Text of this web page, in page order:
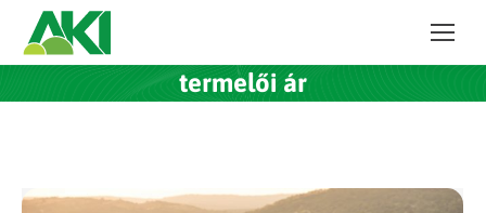
termelői ár